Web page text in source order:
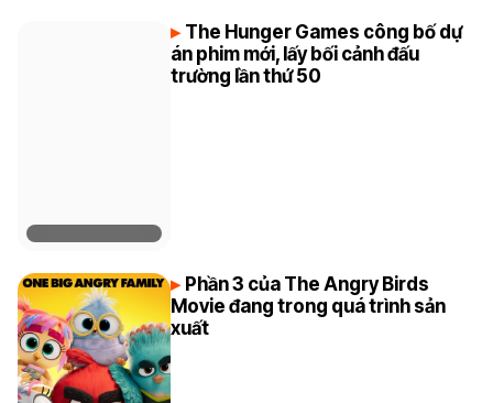
The Hunger Games công bố dự
án phim mới, lấy bối cảnh đấu
trường lần thứ 50
Phần 3 của The Angry Birds
Movie đang trong quá trình sản
xuất